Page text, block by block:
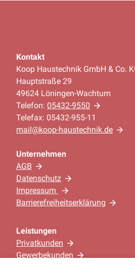
Kontakt
Koop Haustechnik GmbH & Co.
Hauptstraße 29
49624 Löningen-Wachtum
Telefon: 05432-9550
Telefax: 05432-955-11
mail@koop-haustechnik.de
Unternehmen
AGB
Datenschutz
Impressum
Barrierefreiheitserklärung
Leistungen
Privatkunden
Gewerbekunden